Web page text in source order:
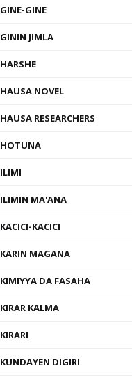
GINE-GINE
GININ JIMLA
HARSHE
HAUSA NOVEL
HAUSA RESEARCHERS
HOTUNA
ILIMI
ILIMIN MA'ANA
KACICI-KACICI
KARIN MAGANA
KIMIYYA DA FASAHA
KIRAR KALMA
KIRARI
KUNDAYEN DIGIRI